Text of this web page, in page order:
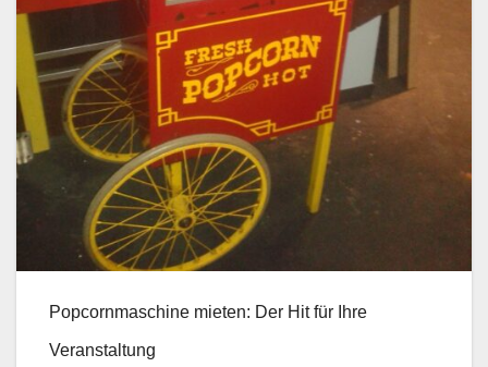
Popcornmaschine mieten: Der Hit für Ihre
Veranstaltung